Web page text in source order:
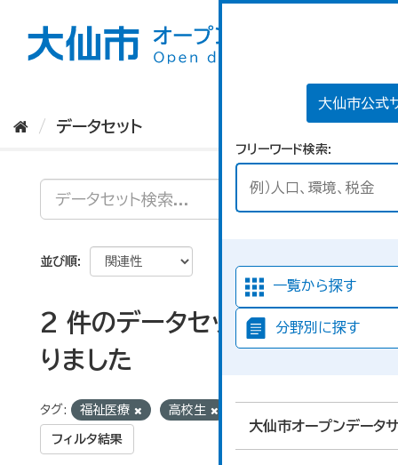
大仙市公式
フリーワード検索
一覧から探す
分野別に探す
大仙市オープンデータ
データセット
並び順
2 件のデータセットが見つか
りました
タグ: 福祉医療 高校生
フィルタ結果